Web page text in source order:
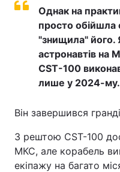
Однак на
просто обійшла
"знищила"
астронавтів на
CST-100
лише у 2024-му.
Він завершився
З рештою CST-100
МКС, але корабель
екіпажу на багато